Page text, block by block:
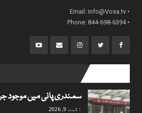
• Email:
info@Vosa.tv
• Phone: 844-698-6394
سمندری پانی میں موجود جراثیم سے
اگست 9, 2026